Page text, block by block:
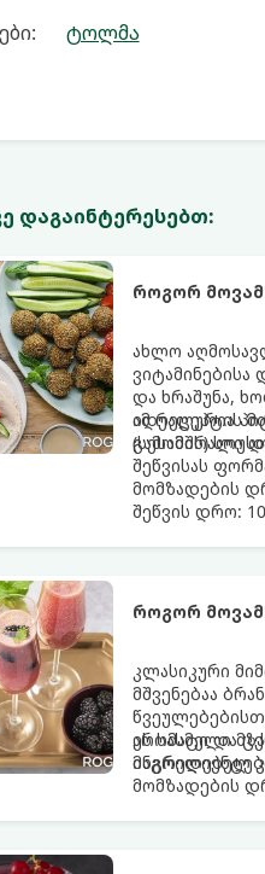
ტოლმა
დაგაინტერესებთ:
როგორ
ახლო
და ხრაშუნა,
იდეალურია
(სესამის)
ამ რეცეპტის
გამომშრალი
შეწვისას
მომზადების
შეწვის დრო:
როგორ
კლასიკური
მშვენებაა
არომატი და
მაგრილებელ
ეს სასმელი
მომზადების